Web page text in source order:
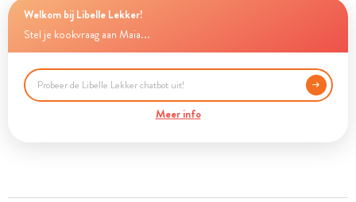
Welkom bij Libelle Lekker!
Stel je kookvraag aan Maia...
Meer info